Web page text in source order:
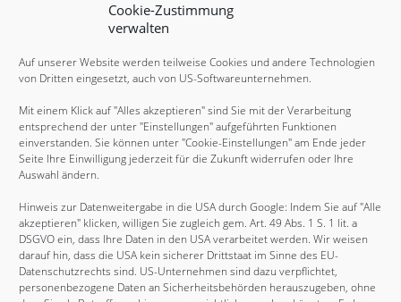
Cookie-Zustimmung
verwalten
Auf unserer Website werden teilweise Cookies und andere Technologien
von Dritten eingesetzt, auch von US-Softwareunternehmen.
Mit einem Klick auf "Alles akzeptieren" sind Sie mit der Verarbeitung
entsprechend der unter "Einstellungen" aufgeführten Funktionen
einverstanden. Sie können unter "Cookie-Einstellungen" am Ende jeder
Seite Ihre Einwilligung jederzeit für die Zukunft widerrufen oder Ihre
Auswahl ändern.
Hinweis zur Datenweitergabe in die USA durch Google: Indem Sie auf "Alle
akzeptieren" klicken, willigen Sie zugleich gem. Art. 49 Abs. 1 S. 1 lit. a
DSGVO ein, dass Ihre Daten in den USA verarbeitet werden. Wir weisen
darauf hin, dass die USA kein sicherer Drittstaat im Sinne des EU-
Datenschutzrechts sind. US-Unternehmen sind dazu verpflichtet,
personenbezogene Daten an Sicherheitsbehörden herauszugeben, ohne
August 2017
Februar 2017
Dezember 2016
Oktober 2016
September 2016
August 2016
Juni 2016
Mai 2016
April 2016